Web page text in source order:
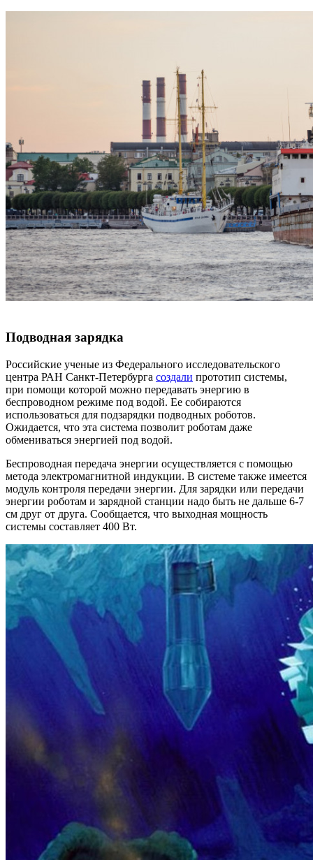
Подводная зарядка
Российские ученые из Федерального исследовательского
центра РАН Санкт-Петербурга создали прототип системы,
при помощи которой можно передавать энергию в
беспроводном режиме под водой. Ее собираются
использоваться для подзарядки подводных роботов.
Ожидается, что эта система позволит роботам даже
обмениваться энергией под водой.
Беспроводная передача энергии осуществляется с помощью
метода электромагнитной индукции. В системе также имеется
модуль контроля передачи энергии. Для зарядки или передачи
энергии роботам и зарядной станции надо быть не дальше 6-7
см друг от друга. Сообщается, что выходная мощность
системы составляет 400 Вт.